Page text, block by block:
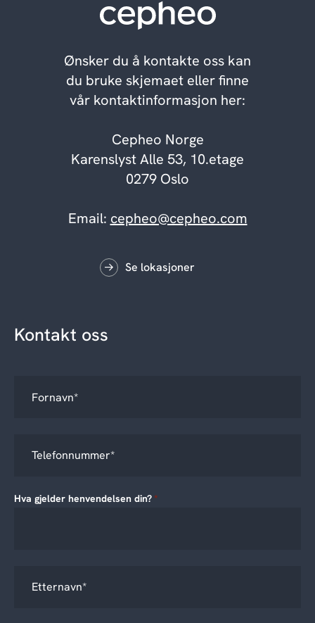
Ønsker du å kontakte oss kan
du bruke skjemaet eller finne
vår kontaktinformasjon her:
Cepheo Norge
Karenslyst Alle 53, 10.etage
0279 Oslo
Email: cepheo@cepheo.com
Se lokasjoner
Kontakt oss
Hva gjelder henvendelsen din? *